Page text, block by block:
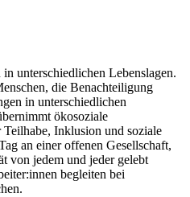
unterschiedlichen Lebenslagen.
die Benachteiligung
in unterschiedlichen
ökosoziale
Inklusion und soziale
an einer offenen Gesellschaft,
von jedem und jeder gelebt
begleiten bei